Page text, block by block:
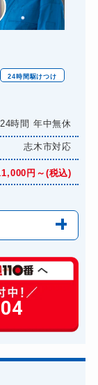
24時間駆けつけ
24時間 年中無休
志木市対応
円～(税込)
6,600円～(税込)
円～(税込)
円～(税込)